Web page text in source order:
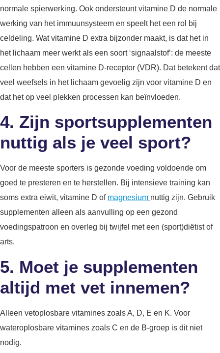
normale spierwerking. Ook ondersteunt vitamine D de normale
werking van het immuunsysteem en speelt het een rol bij
celdeling. Wat vitamine D extra bijzonder maakt, is dat het in
het lichaam meer werkt als een soort ‘signaalstof’: de meeste
cellen hebben een vitamine D-receptor (VDR). Dat betekent dat
veel weefsels in het lichaam gevoelig zijn voor vitamine D en
dat het op veel plekken processen kan beïnvloeden.
4. Zijn sportsupplementen
nuttig als je veel sport?
Voor de meeste sporters is gezonde voeding voldoende om
goed te presteren en te herstellen. Bij intensieve training kan
soms extra eiwit, vitamine D of magnesium nuttig zijn. Gebruik
supplementen alleen als aanvulling op een gezond
voedingspatroon en overleg bij twijfel met een (sport)diëtist of
arts.
5. Moet je supplementen
altijd met vet innemen?
Alleen vetoplosbare vitamines zoals A, D, E en K. Voor
wateroplosbare vitamines zoals C en de B-groep is dit niet
nodig.